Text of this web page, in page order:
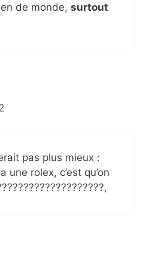
de monde, surtout
pas plus mieux :
une rolex, c’est qu’on